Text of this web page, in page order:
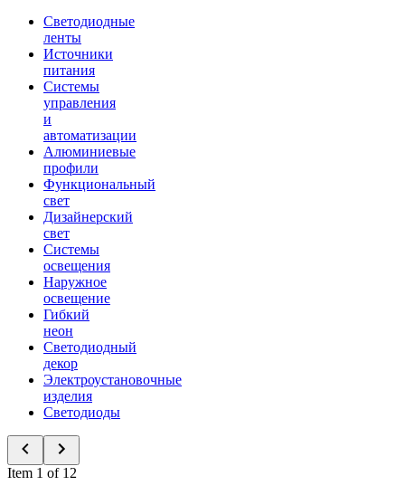
Светодиодные
ленты
Источники
питания
Системы
управления
и
автоматизации
Алюминиевые
профили
Функциональный
свет
Дизайнерский
свет
Системы
освещения
Наружное
освещение
Гибкий
неон
Светодиодный
декор
Электроустановочные
изделия
Светодиоды
Item 1 of 12